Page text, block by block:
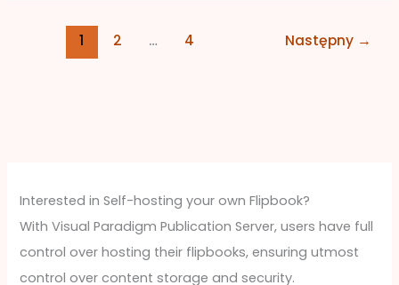
1 2 … 4 Następny →
Interested in Self-hosting your own Flipbook?
With Visual Paradigm Publication Server, users have full
control over hosting their flipbooks, ensuring utmost
control over content storage and security.